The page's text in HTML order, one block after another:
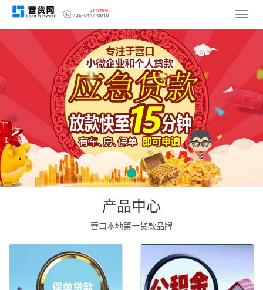
导
产品中心
营口本地第一贷款品牌